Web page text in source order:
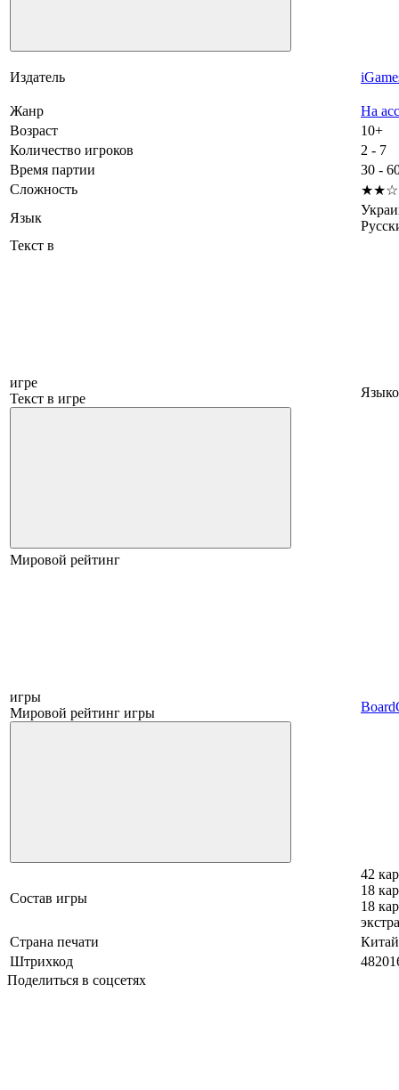
Издатель
Жанр
На
Возраст
10+
Количество игроков
2 - 7
Время партии
30 -
Сложность
Язык
Текст в
игре
Текст в игре
Мировой рейтинг
игры
Мировой рейтинг игры
Состав игры
42
18
18
Страна печати
Китай
Штрихкод
Поделиться в соцсетях